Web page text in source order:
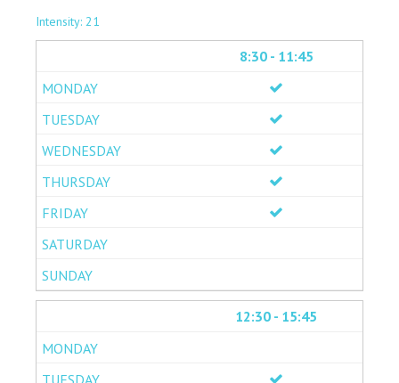
Intensity: 21
8:30 - 11:45
12:30 - 15:45